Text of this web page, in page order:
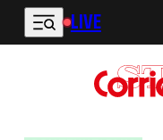
Vai al contenuto principale
LIVE